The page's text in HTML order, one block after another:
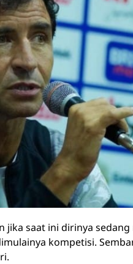
jika saat ini dirinya
kompetisi.